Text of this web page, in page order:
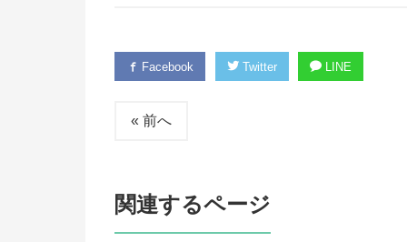
Facebook Twitter LINE
« 前へ
関連するページ